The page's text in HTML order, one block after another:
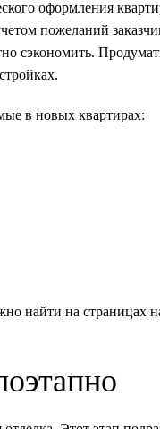
оформления
пожеланий
сэкономить.
в новых квартирах:
найти на страницах